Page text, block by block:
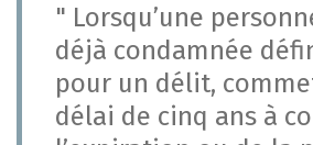
" Lorsqu’une
déjà condamnée
pour un délit,
délai de cinq ans à